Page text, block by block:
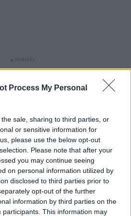
Process My Personal
sale, sharing to third parties, or
or sensitive information for
please use the below opt-out
Please note that after your
you may continue seeing
on personal information utilized by
disclosed to third parties prior to
opt-out of the further
information by third parties on the
participants. This information may
Oldal:1/ 4